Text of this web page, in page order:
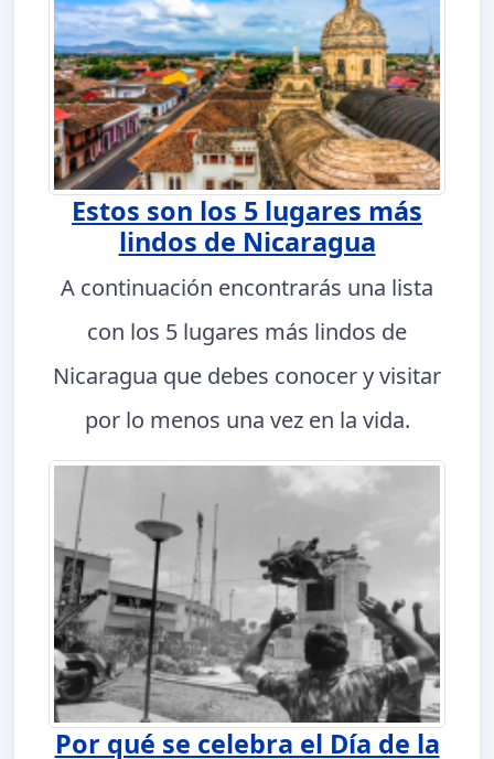
Estos son los 5 lugares más
lindos de Nicaragua
A continuación encontrarás una lista
con los 5 lugares más lindos de
Nicaragua que debes conocer y visitar
por lo menos una vez en la vida.
Por qué se celebra el Día de la